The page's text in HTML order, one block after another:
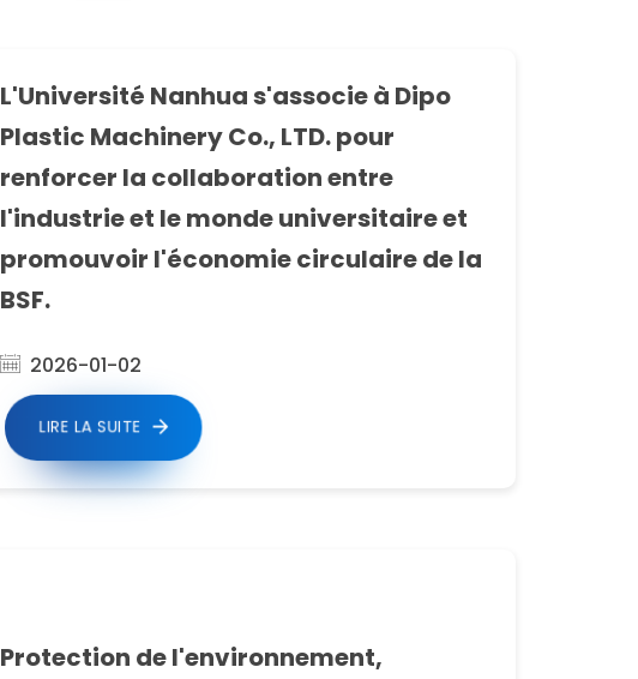
L'Université Nanhua s'associe à Dipo
Plastic Machinery Co., LTD. pour
renforcer la collaboration entre
l'industrie et le monde universitaire et
promouvoir l'économie circulaire de la
BSF.
2026-01-02
LIRE LA SUITE
Protection de l'environnement,